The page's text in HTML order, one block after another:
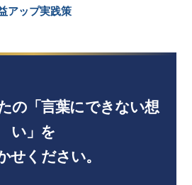
アップ実践策
の「言葉にできない想
い」を
せください。